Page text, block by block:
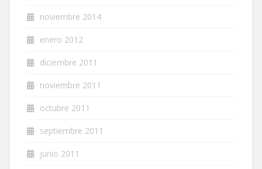
noviembre 2014
enero 2012
diciembre 2011
noviembre 2011
octubre 2011
septiembre 2011
junio 2011